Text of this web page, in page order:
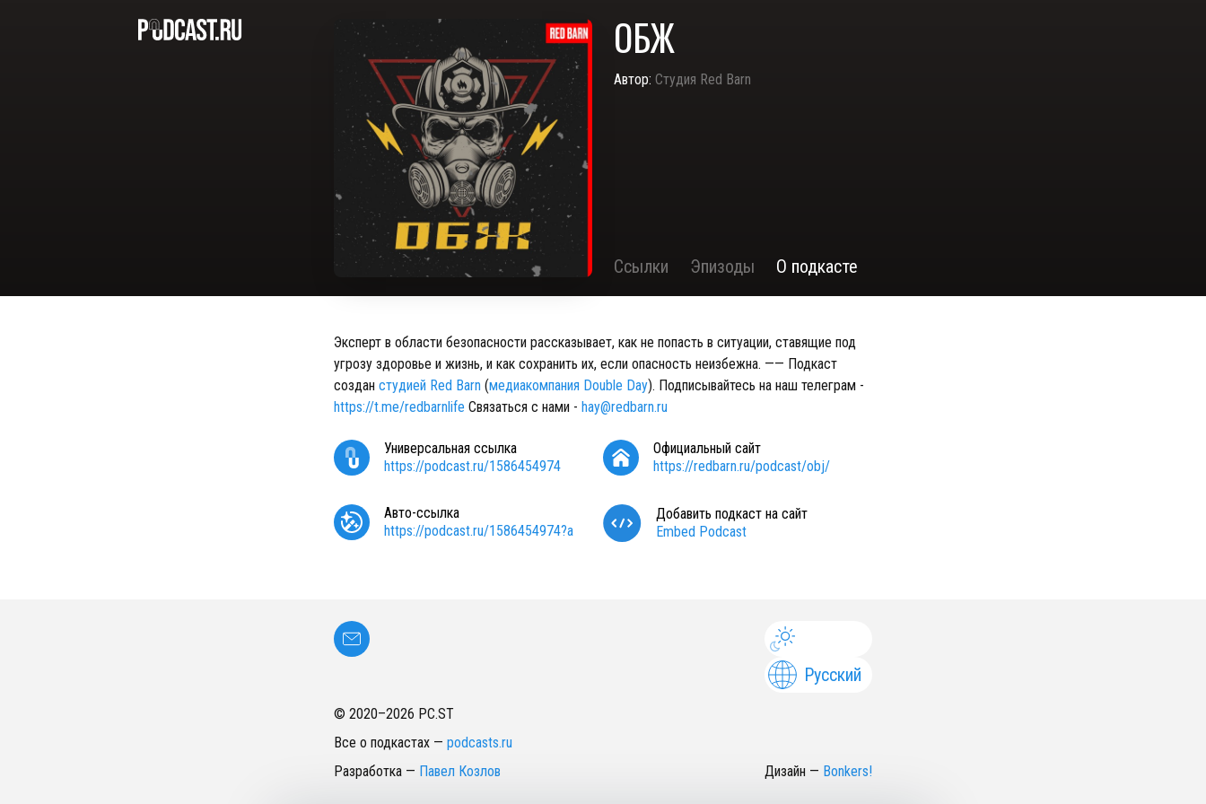
ОБЖ
Автор: Студия Red Barn
Ссылки Эпизоды О подкасте
Эксперт в области безопасности рассказывает, как не попасть в ситуации, ставящие под
угрозу здоровье и жизнь, и как сохранить их, если опасность неизбежна. —— Подкаст
создан студией Red Barn (медиакомпания Double Day). Подписывайтесь на наш телеграм -
https://t.me/redbarnlife Связаться с нами - hay@redbarn.ru
Универсальная ссылка
https://podcast.ru/1586454974
Официальный сайт
https://redbarn.ru/podcast/obj/
Авто-ссылка
https://podcast.ru/1586454974?a
Добавить подкаст на сайт
Embed Podcast
Русский
© 2020–2026 PC.ST
Все о подкастах — podcasts.ru
Разработка — Павел Козлов Дизайн — Bonkers!